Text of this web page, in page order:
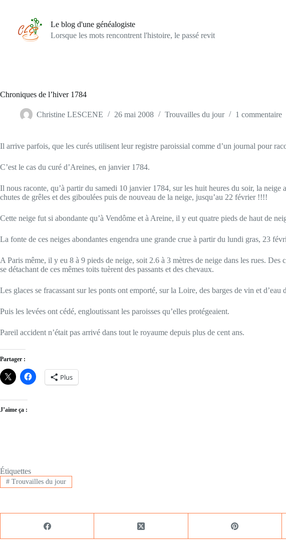
Le blog d'une généalogiste
Lorsque les mots rencontrent l'histoire, le passé revit
Chroniques de l’hiver 1784
Christine LESCENE 26 mai 2008 Trouvailles du jour 1 commentaire
Il arrive parfois, que les curés utilisent leur registre paroissial comme d’un journal pour
C’est le cas du curé d’Areines, en janvier 1784.
Il nous raconte, qu’à partir du samedi 10 janvier 1784, sur les huit heures du soir, la
chutes de grêles et des giboulées puis de nouveau de la neige, jusqu’au 22 février !!!!
Cette neige fut si abondante qu’à Vendôme et à Areine, il y eut quatre pieds de haut de
La fonte de ces neiges abondantes engendra une grande crue à partir du lundi gras, 23
A Paris même, il y eu 8 à 9 pieds de neige, soit 2.6 à 3 mètres de neige dans les rues.
se détachant de ces mêmes toits tuèrent des passants et des chevaux.
Les glaces se fracassant sur les ponts ont emporté, sur la Loire, des barges de vin et
Puis les levées ont cédé, engloutissant les paroisses qu’elles protégeaient.
Pareil accident n’était pas arrivé dans tout le royaume depuis plus de cent ans.
Partager :
Plus
J’aime ça :
Étiquettes
#Trouvailles du jour